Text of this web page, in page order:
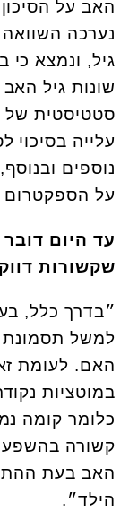
האב על
נערכה השוואה
גיל, ונמצא כי
שונות גיל
סטטיסטית של
עלייה בסיכוי
נוספים
על הספקטרום
עד היום
שקשורות
״בדרך כלל,
למשל תסמונת
האם. לעומת
במוטציות
כלומר קומה
קשורה
האב בעת
הילד״.